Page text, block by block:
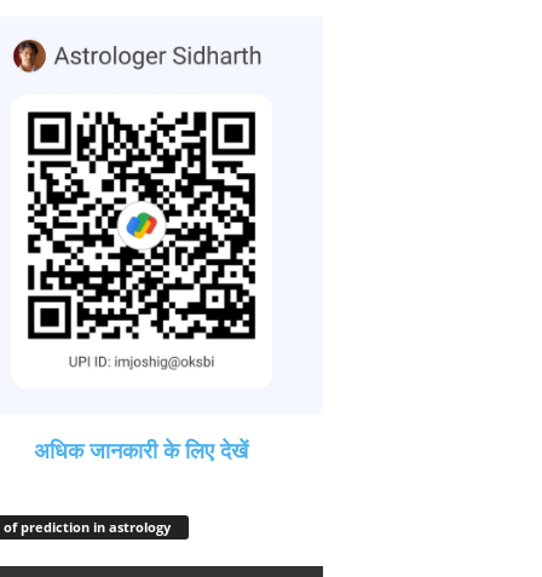
अधिक जानकारी के लिए देखें
prediction in astrology